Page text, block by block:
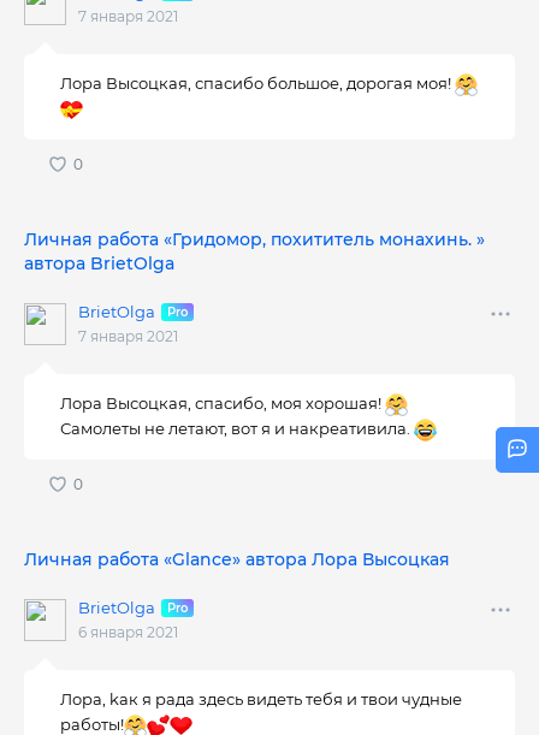
7 января 2021
Лора Высоцкая, спасибо большое, дорогая моя!
Личная работа «Гридомор, похититель монахинь. »
автора BrietOlga
BrietOlga
7 января 2021
Лора Высоцкая, спасибо, моя хорошая!
Самолеты не летают, вот я и накреативила.
Личная работа «Glance» автора Лора Высоцкая
BrietOlga
6 января 2021
Лора, kак я рада здесь видеть тебя и твои чудные
работы!